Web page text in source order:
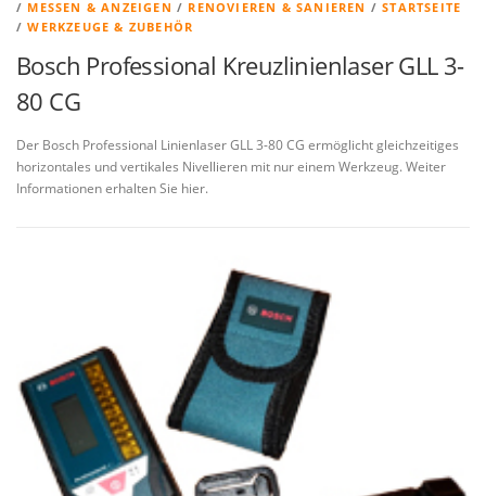
/ MESSEN & ANZEIGEN / RENOVIEREN & SANIEREN /STARTSEITE
/WERKZEUGE & ZUBEHÖR
Bosch Professional Kreuzlinienlaser GLL 3-
80 CG
Der Bosch Professional Linienlaser GLL 3-80 CG ermöglicht gleichzeitiges
horizontales und vertikales Nivellieren mit nur einem Werkzeug. Weiter
Informationen erhalten Sie hier.